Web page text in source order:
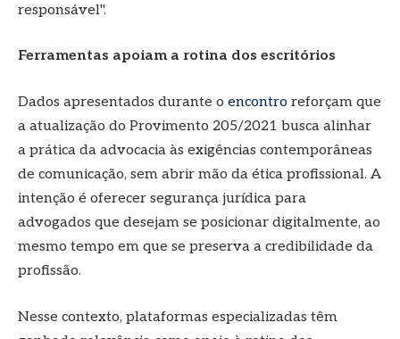
responsável".
Ferramentas apoiam a rotina dos escritórios
Dados apresentados durante o encontro reforçam que
a atualização do Provimento 205/2021 busca alinhar
a prática da advocacia às exigências contemporâneas
de comunicação, sem abrir mão da ética profissional. A
intenção é oferecer segurança jurídica para
advogados que desejam se posicionar digitalmente, ao
mesmo tempo em que se preserva a credibilidade da
profissão.
Nesse contexto, plataformas especializadas têm